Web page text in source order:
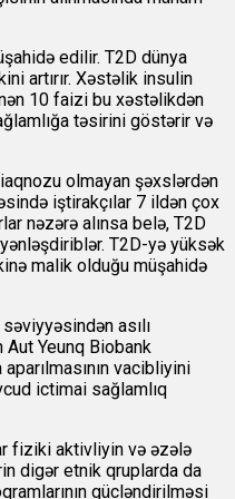
edilir. T2D dünya
artırır. Xəstəlik insulin
10 faizi bu xəstəlikdən
təsirini göstərir və
olmayan şəxslərdən
iştirakçılar 7 ildən çox
nəzərə alınsa belə, T2D
T2D-yə yüksək
malik olduğu müşahidə
asılı
Aut Yeunq Biobank
vacibliyini
ictimai sağlamlıq
fiziki aktivliyin və əzələ
digər etnik qruplarda da
gücləndirilməsi